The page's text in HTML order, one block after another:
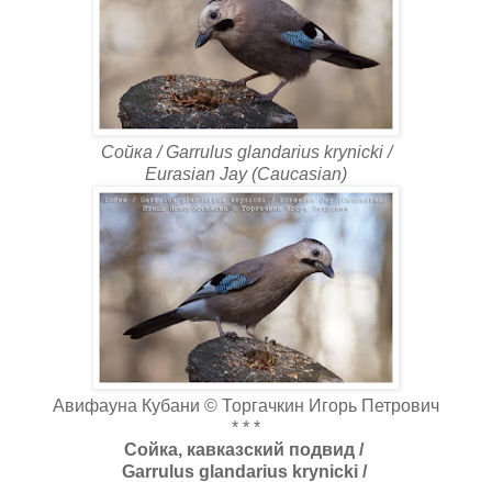
Сойка / Garrulus glandarius krynicki /
Eurasian Jay (Caucasian)
Авифауна Кубани © Торгачкин Игорь Петрович
* * *
Сойка, кавказский подвид /
Garrulus glandarius krynicki /